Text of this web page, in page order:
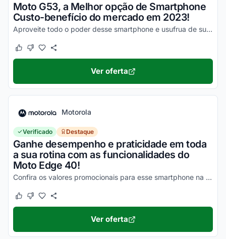
Moto G53, a Melhor opção de Smartphone
Custo-benefício do mercado em 2023!
Aproveite todo o poder desse smartphone e usufrua de suas vantagens por valores a partir de R$1500!
Este cupom funcionou
Este cupom não funcionou
Ver oferta
Motorola
Verificado Destaque
Ganhe desempenho e praticidade em toda
a sua rotina com as funcionalidades do
Moto Edge 40!
Confira os valores promocionais para esse smartphone na loja virtual Motorola e economize hoje mesmo!
Este cupom funcionou
Este cupom não funcionou
Ver oferta